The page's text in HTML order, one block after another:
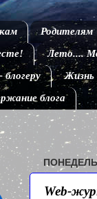
Родителям
Лето....
Жизнь
блога
Web-